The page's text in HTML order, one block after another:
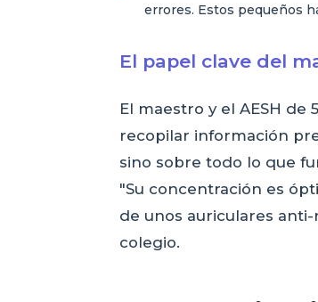
errores. Estos pequeños
El papel clave del
El maestro y el AESH
recopilar información
sino sobre todo lo que
"Su concentración es
de unos auriculares
colegio.